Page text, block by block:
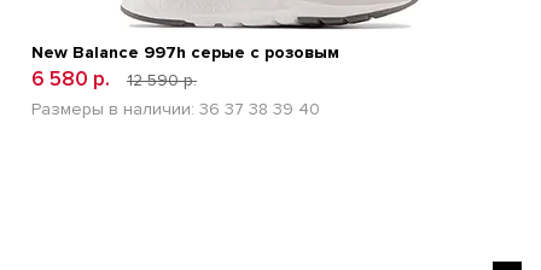
New Balance 997h серые с розовым
6 580 р.
12 590 р.
Размеры в наличии: 36 37 38 39 40